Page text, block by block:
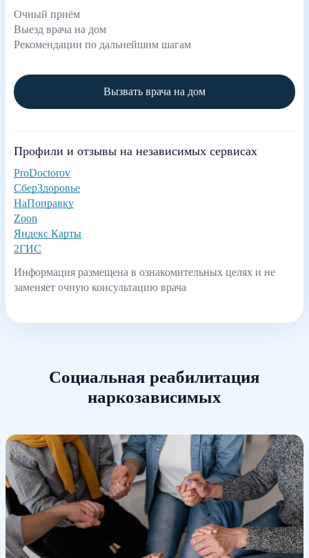
Очный приём
Выезд врача на дом
Рекомендации по дальнейшим шагам
Вызвать врача на дом
Профили и отзывы на независимых сервисах
ProDoctorov
СберЗдоровье
НаПоправку
Zoon
Яндекс Карты
2ГИС
Информация размещена в ознакомительных целях и не
заменяет очную консультацию врача
Социальная реабилитация
наркозависимых